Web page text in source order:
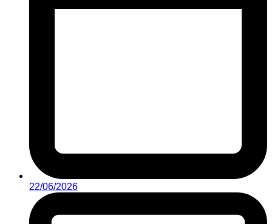
22/06/2026